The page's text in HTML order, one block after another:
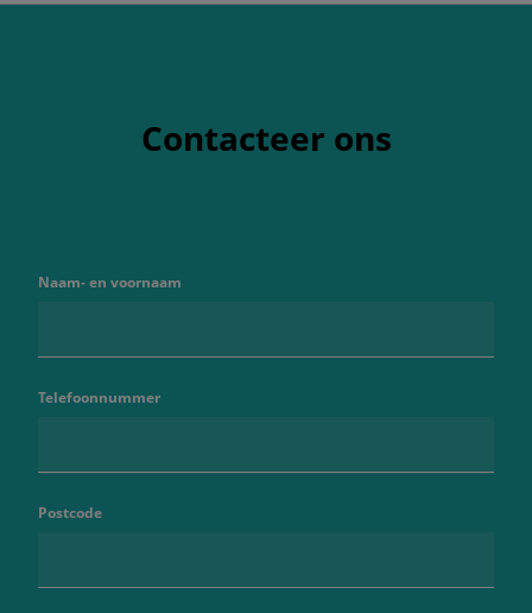
Contacteer ons
Naam- en voornaam
Telefoonnummer
Postcode